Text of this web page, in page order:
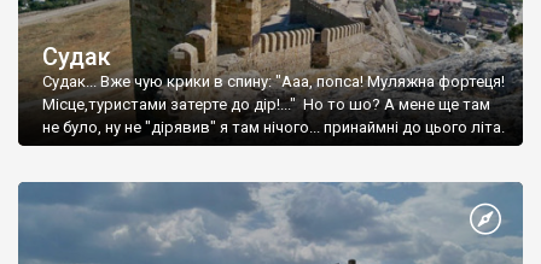
Судак
Судак... Вже чую крики в спину: "Ааа, попса! Муляжна фортеця!
Місце,туристами затерте до дір!..." Но то шо? А мене ще там
не було, ну не "дірявив" я там нічого... принаймні до цього літа.